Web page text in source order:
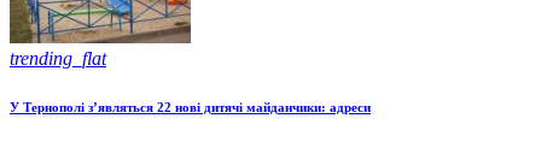
trending_flat
У Тернополі з’являться 22 нові дитячі майданчики: адреси